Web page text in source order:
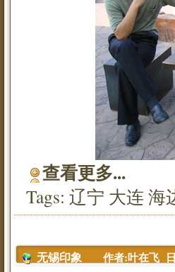
查看更多...
Tags: 辽宁 大连 海
无锡印象 作者:叶在飞